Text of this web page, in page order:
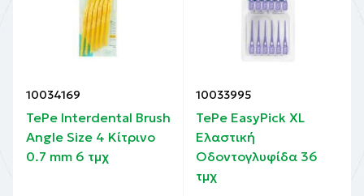
10034169
TePe Interdental Brush
Angle Size 4 Κίτρινο
0.7 mm 6 τμχ
10033995
TePe EasyPick XL
Ελαστική
Oδοντογλυφίδα 36
τμχ